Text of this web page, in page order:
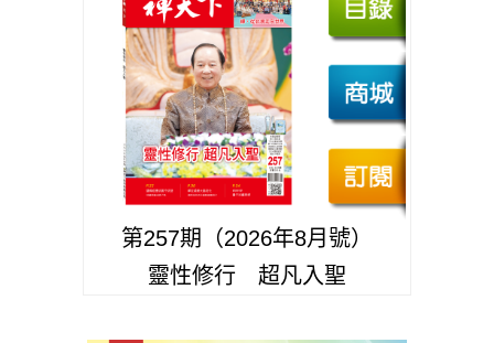
第257期（2026年8月號）
靈性修行 超凡入聖